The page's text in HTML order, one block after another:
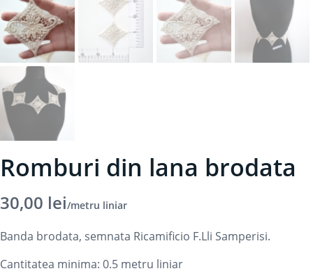
Romburi din lana brodata
30,00 lei/metru liniar
Banda brodata, semnata Ricamificio F.Lli Samperisi.
Cantitatea minima: 0.5 metru liniar